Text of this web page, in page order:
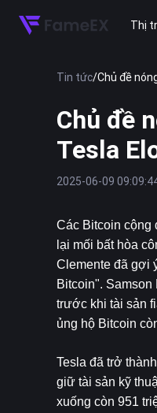
Thị
Tin tức/Chủ đề
Chủ đề
Tesla
2025-06-09
Các Bitcoin cộng
lại mối bất hòa
Clemente đã gợi
Bitcoin".
trước khi tài sản
ủng hộ Bitcoin
Tesla đã trở
giữ tài sản kỹ
xuống còn 951